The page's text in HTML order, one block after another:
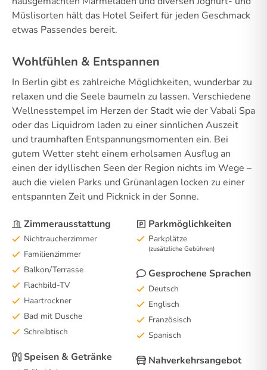
Müslisorten hält das Hotel Seifert für jeden Geschmack
etwas Passendes bereit.
Wohlfühlen & Entspannen
In Berlin gibt es zahlreiche Möglichkeiten, wunderbar zu
relaxen und die Seele baumeln zu lassen. Verschiedene
Wellnesstempel im Herzen der Stadt wie der Vabali Spa
oder das Liquidrom laden zu einer sinnlichen Auszeit
und traumhaften Entspannungsmomenten ein. Bei
gutem Wetter steht einem erholsamen Ausflug an
einen der idyllischen Seen der Region nichts im Wege –
auch die vielen Parks und Grünanlagen locken zu einer
entspannten Zeit und Picknick in der Sonne.
Zimmerausstattung
Nichtraucherzimmer
Familienzimmer
Balkon/Terrasse
Flachbild-TV
Haartrockner
Bad mit Dusche
Schreibtisch
Speisen & Getränke
Parkmöglichkeiten
Parkplätze
(zusätzliche Gebühren)
Gesprochene Sprachen
Deutsch
Englisch
Französisch
Spanisch
Nahverkehrsangebot